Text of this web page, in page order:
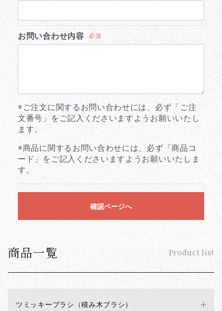
商品一覧 Product list
ツミッキーブラシ（積み木ブラシ）
お問い合わせ内容 必須
※ご注文に関するお問い合わせには、必ず「ご注
文番号」をご記入くださいますようお願いいたし
ます。
※商品に関するお問い合わせには、必ず「商品コ
ード」をご記入くださいますようお願いいたしま
す。
確認ページへ